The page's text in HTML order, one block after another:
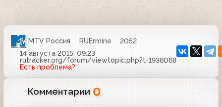
MTV Россия RUErmine
2052
14 августа 2015, 09:23
rutracker.org/forum/viewtopic.php?t=1936068
Есть проблема?
Комментарии 0